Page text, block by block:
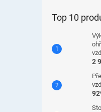
Top 10
2